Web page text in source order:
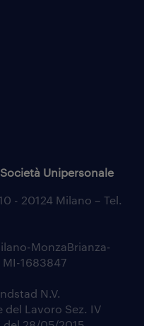
Unipersonale
- 20124 Milano – Tel.
MonzaBrianza-
1683847
N.V.
Lavoro Sez. IV